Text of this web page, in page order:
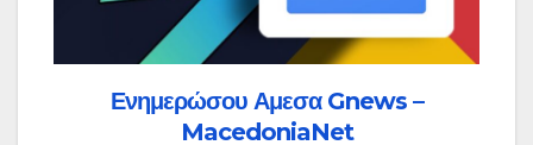
Ενημερώσου Αμεσα Gnews –
MacedoniaNet